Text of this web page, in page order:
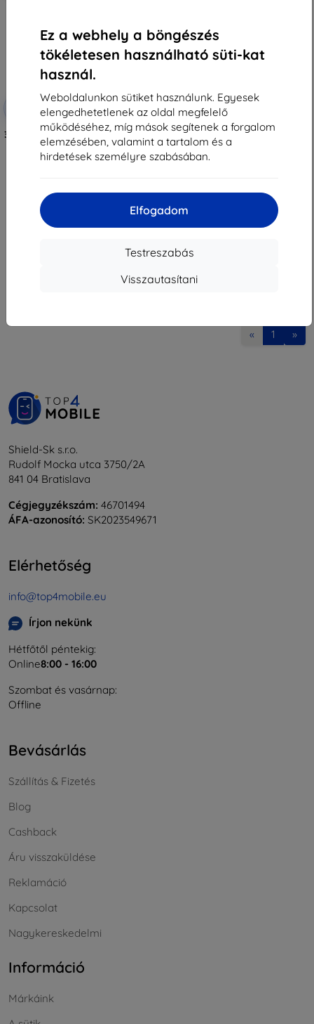
Ez a webhely a böngészés
tökéletesen használható süti-kat
használ.
Weboldalunkon sütiket használunk. Egyesek
elengedhetetlenek az oldal megfelelő
működéséhez, míg mások segítenek a forgalom
elemzésében, valamint a tartalom és a
hirdetések személyre szabásában.
Elfogadom
Testreszabás
Visszautasítani
Kedvezmény
kuponnal
EXTRA10
3MK Matt Case Honor X8B fekete
tok
4 490 Ft
Utolsó darab raktáron
« 1 »
Shield-Sk s.r.o.
Rudolf Mocka utca 3750/2A
841 04 Bratislava
Cégjegyzékszám: 46701494
ÁFA-azonosító: SK2023549671
Elérhetőség
info@top4mobile.eu
Írjon nekünk
Hétfőtől péntekig:
Online8:00 - 16:00
Szombat és vasárnap:
Offline
Bevásárlás
Szállítás & Fizetés
Blog
Cashback
Áru visszaküldése
Reklamáció
Kapcsolat
Nagykereskedelmi
Információ
Márkáink